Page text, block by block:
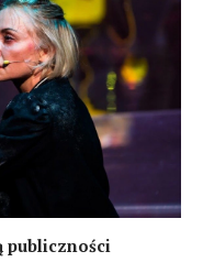
publiczności